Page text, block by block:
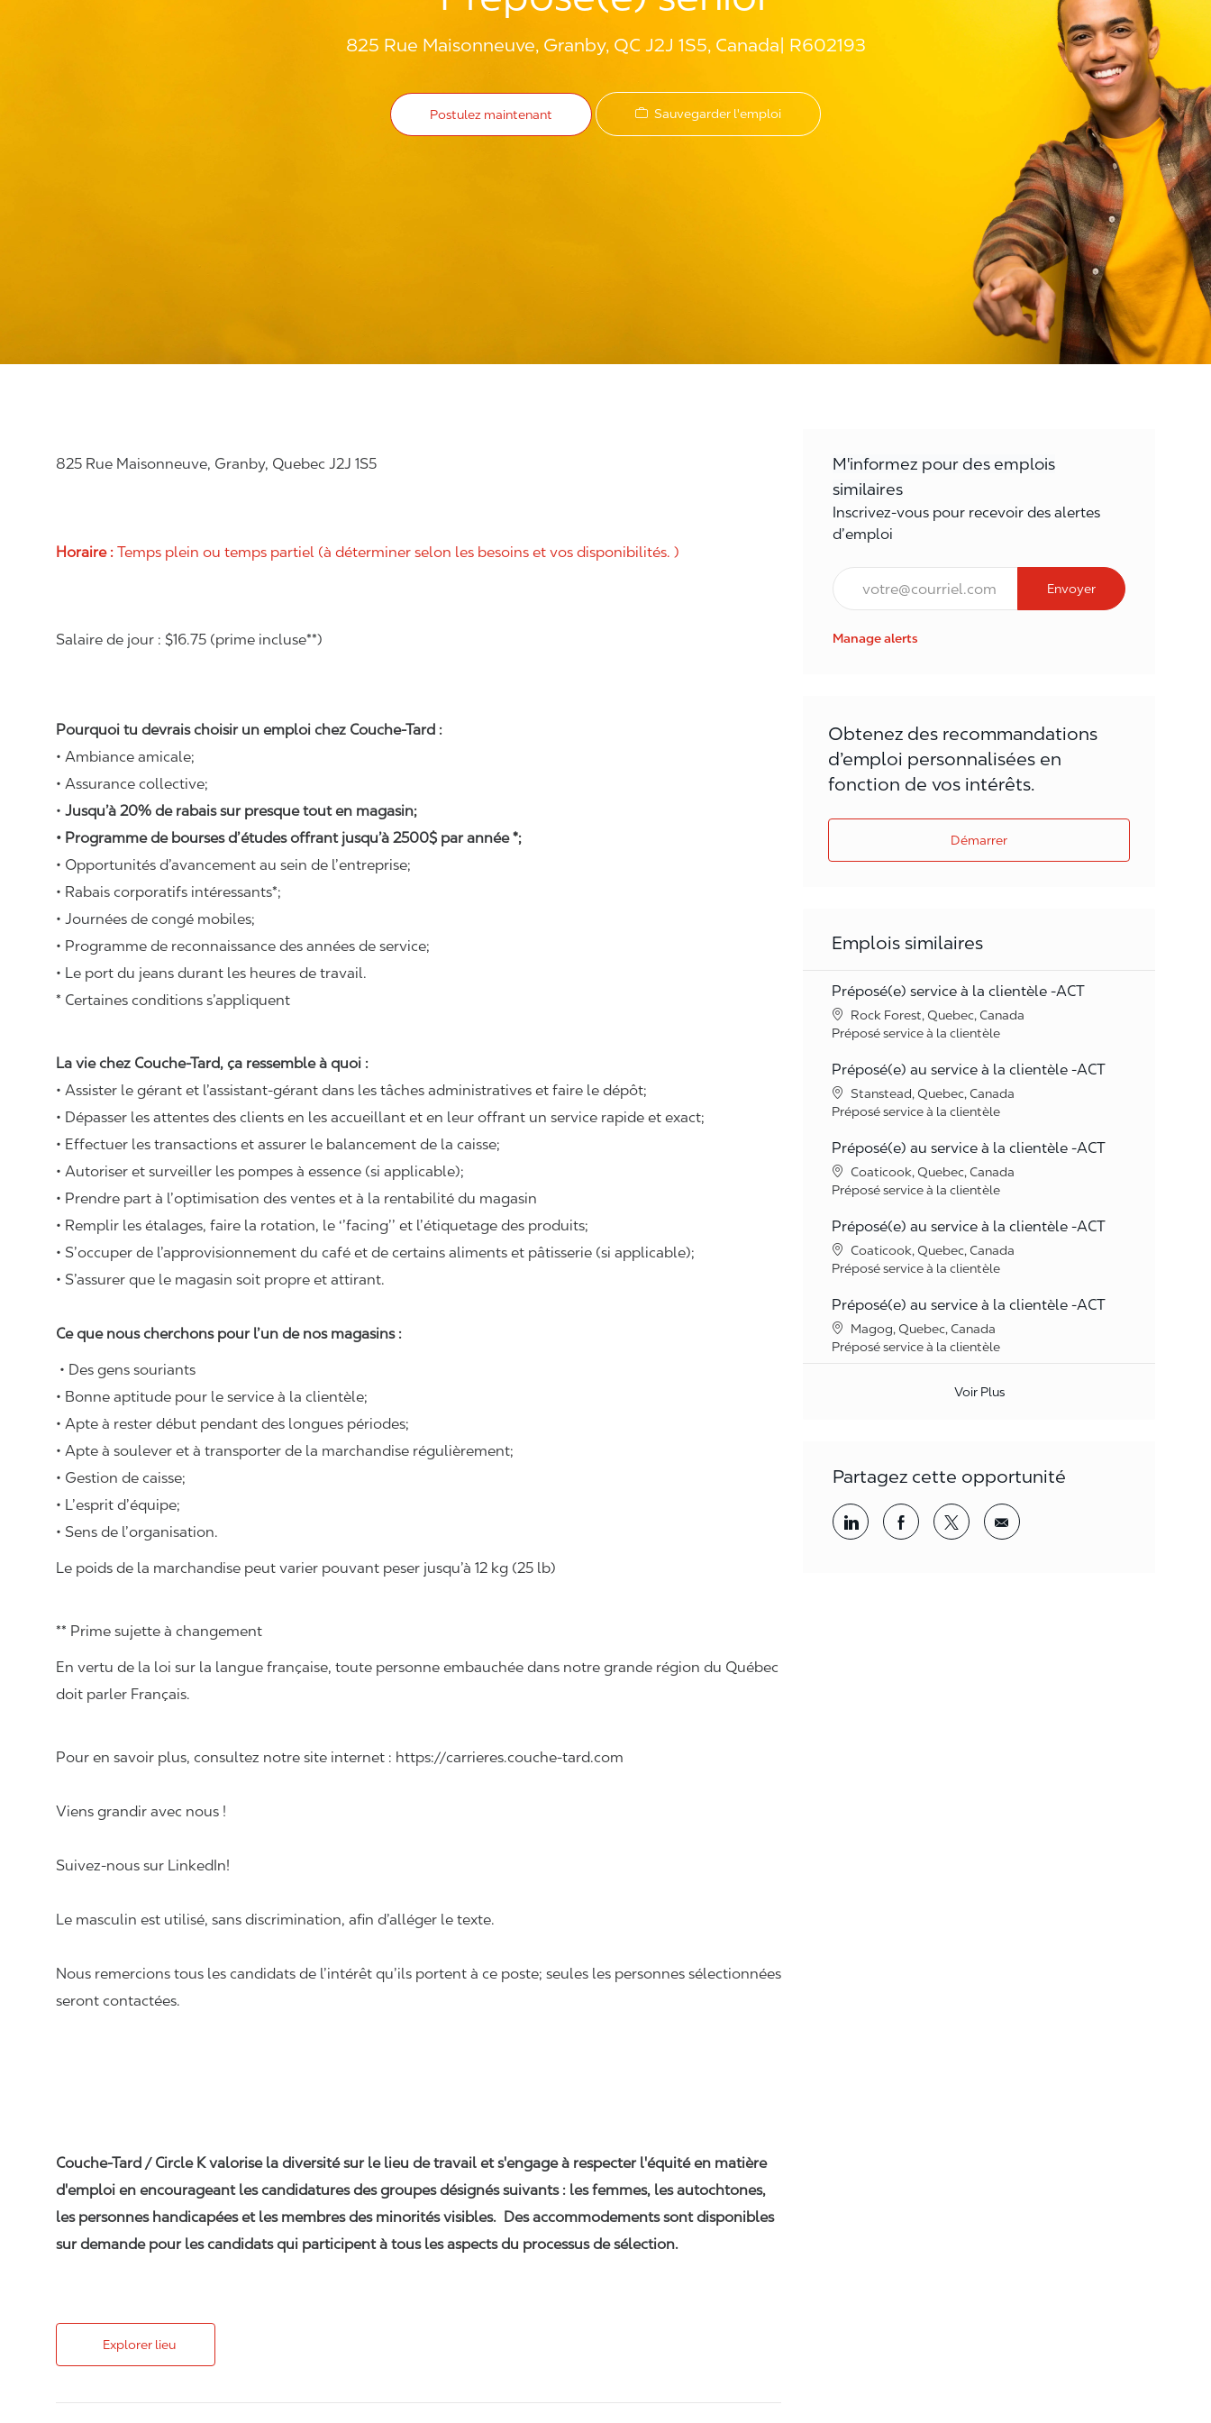
825 Rue Maisonneuve, Granby, QC J2J 1S5, Canada R602193
Postulez maintenant Sauvegarder l'emploi
825 Rue Maisonneuve, Granby, Quebec J2J 1S5
Horaire : Temps plein ou temps partiel (à déterminer selon les besoins et vos disponibilités. )
Salaire de jour : $16.75 (prime incluse**)
Pourquoi tu devrais choisir un emploi chez Couche-Tard :
• Ambiance amicale;
• Assurance collective;
• Jusqu’à 20% de rabais sur presque tout en magasin;
• Programme de bourses d’études offrant jusqu’à 2500$ par année *;
• Opportunités d’avancement au sein de l’entreprise;
• Rabais corporatifs intéressants*;
• Journées de congé mobiles;
• Programme de reconnaissance des années de service;
• Le port du jeans durant les heures de travail.
* Certaines conditions s’appliquent
La vie chez Couche-Tard, ça ressemble à quoi :
• Assister le gérant et l’assistant-gérant dans les tâches administratives et faire le dépôt;
• Dépasser les attentes des clients en les accueillant et en leur offrant un service rapide et exact;
• Effectuer les transactions et assurer le balancement de la caisse;
• Autoriser et surveiller les pompes à essence (si applicable);
• Prendre part à l’optimisation des ventes et à la rentabilité du magasin
• Remplir les étalages, faire la rotation, le ‘’facing’’ et l’étiquetage des produits;
• S’occuper de l’approvisionnement du café et de certains aliments et pâtisserie (si applicable);
• S’assurer que le magasin soit propre et attirant.
Ce que nous cherchons pour l’un de nos magasins :
• Des gens souriants
• Bonne aptitude pour le service à la clientèle;
• Apte à rester début pendant des longues périodes;
• Apte à soulever et à transporter de la marchandise régulièrement;
• Gestion de caisse;
• L’esprit d’équipe;
• Sens de l’organisation.
Le poids de la marchandise peut varier pouvant peser jusqu’à 12 kg (25 lb)
** Prime sujette à changement
En vertu de la loi sur la langue française, toute personne embauchée dans notre grande région du Québec
doit parler Français.
Pour en savoir plus, consultez notre site internet : https://carrieres.couche-tard.com
Viens grandir avec nous !
Suivez-nous sur LinkedIn!
Le masculin est utilisé, sans discrimination, afin d’alléger le texte.
Nous remercions tous les candidats de l’intérêt qu’ils portent à ce poste; seules les personnes sélectionnées
seront contactées.
Couche-Tard / Circle K valorise la diversité sur le lieu de travail et s'engage à respecter l'équité en matière
d'emploi en encourageant les candidatures des groupes désignés suivants : les femmes, les autochtones,
les personnes handicapées et les membres des minorités visibles. Des accommodements sont disponibles
sur demande pour les candidats qui participent à tous les aspects du processus de sélection.
Explorer lieu
M'informez pour des emplois
similaires
Inscrivez-vous pour recevoir des alertes
d’emploi
Courriel*
Envoyer
Manage alerts
Obtenez des recommandations
d’emploi personnalisées en
fonction de vos intérêts.
Démarrer
Emplois similaires
Préposé(e) service à la clientèle -ACT
LieuRock Forest, Quebec, Canada
Catégorie
Préposé service à la clientèle
Préposé(e) au service à la clientèle -ACT
LieuStanstead, Quebec, Canada
Catégorie
Préposé service à la clientèle
Préposé(e) au service à la clientèle -ACT
LieuCoaticook, Quebec, Canada
Catégorie
Préposé service à la clientèle
Préposé(e) au service à la clientèle -ACT
LieuCoaticook, Quebec, Canada
Catégorie
Préposé service à la clientèle
Préposé(e) au service à la clientèle -ACT
LieuMagog, Quebec, Canada
Catégorie
Préposé service à la clientèle
Voir Plus
Partagez cette opportunité
Partager par LinkedIn
Partager par Facebook
<span style='background-color:
<span style='background-